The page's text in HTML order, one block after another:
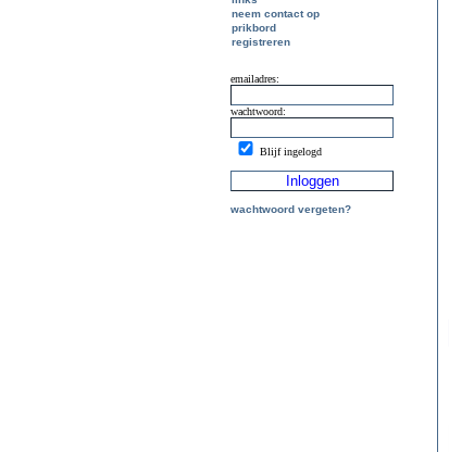
neem contact op
prikbord
registreren
emailadres:
wachtwoord:
Blijf ingelogd
wachtwoord vergeten?